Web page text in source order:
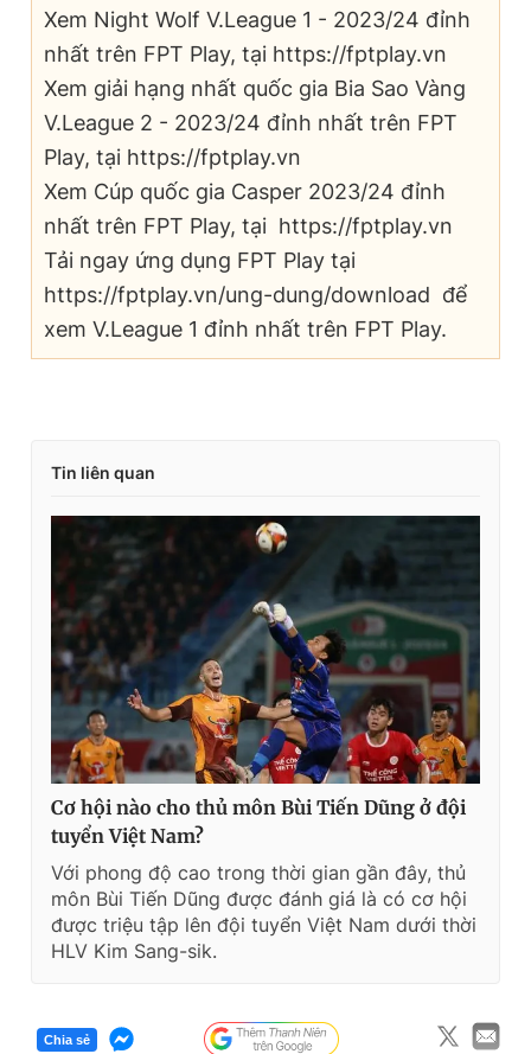
Xem Night Wolf V.League 1 - 2023/24 đỉnh
nhất trên FPT Play, tại https://fptplay.vn
Xem giải hạng nhất quốc gia Bia Sao Vàng
V.League 2 - 2023/24 đỉnh nhất trên FPT
Play, tại https://fptplay.vn
Xem Cúp quốc gia Casper 2023/24 đỉnh
nhất trên FPT Play, tại https://fptplay.vn
Tải ngay ứng dụng FPT Play tại
https://fptplay.vn/ung-dung/download để
xem V.League 1 đỉnh nhất trên FPT Play.
Tin liên quan
Cơ hội nào cho thủ môn Bùi Tiến Dũng ở đội
tuyển Việt Nam?
Với phong độ cao trong thời gian gần đây, thủ
môn Bùi Tiến Dũng được đánh giá là có cơ hội
được triệu tập lên đội tuyển Việt Nam dưới thời
HLV Kim Sang-sik.
Chia sẻ